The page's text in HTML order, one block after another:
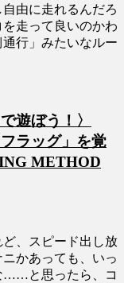
由に走れるんだろ
走って良いのかわ
行」みたいなルー
遊ぼう！〉
ラッグ」を覚
METHOD
、スピード出し放
かあっても、いっ
……と思ったら、コ